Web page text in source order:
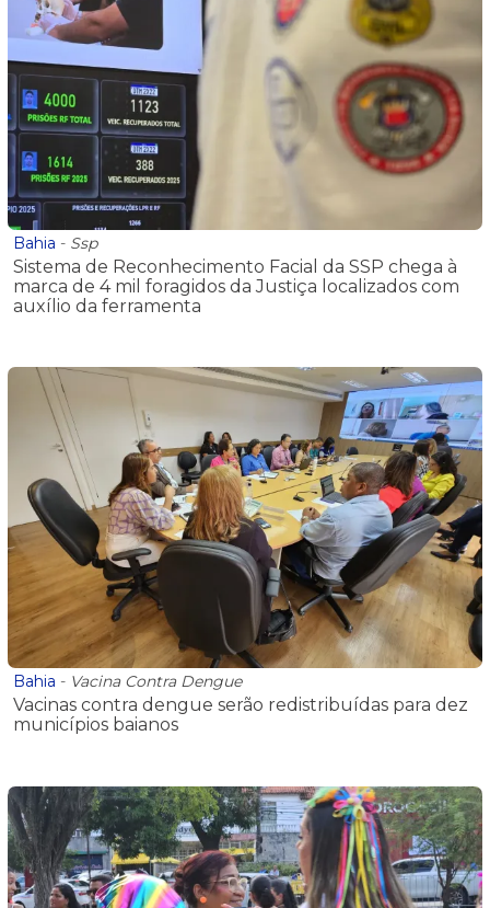
Bahia - Ssp
Sistema de Reconhecimento Facial da SSP chega à
marca de 4 mil foragidos da Justiça localizados com
auxílio da ferramenta
Bahia - Vacina Contra Dengue
Vacinas contra dengue serão redistribuídas para dez
municípios baianos